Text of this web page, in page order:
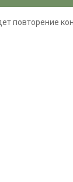
повторение